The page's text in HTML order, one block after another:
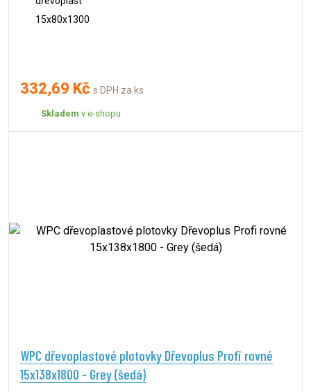
15x80x1300
332,69 Kč s DPH za ks
Skladem v e-shopu
WPC dřevoplastové plotovky Dřevoplus Profi rovné
15x138x1800 - Grey (šedá)